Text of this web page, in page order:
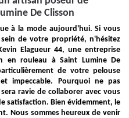
De Clisson
à la mode aujourd'hui. Si vous
de votre propriété, n'hésitez
Elagueur 44, une entreprise
en rouleau à Saint Lumine De
de votre pelouse
impeccable. Pourquoi ne pas
ravie de collaborer avec vous
satisfaction. Bien évidemment, le
Nous sommes heureux de venir